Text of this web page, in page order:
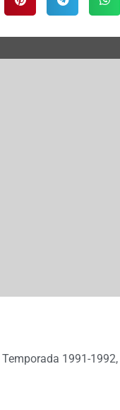
Temporada 1991-1992,